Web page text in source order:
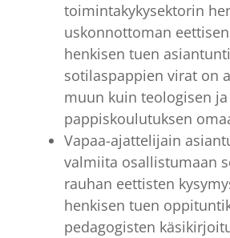
toimintakykysektorin
uskonnottoman
henkisen tuen
sotilaspappien virat on
muun kuin teologisen ja
pappiskoulutuksen
Vapaa-ajattelijain
valmiita osallistumaan
rauhan eettisten
henkisen tuen
pedagogisten